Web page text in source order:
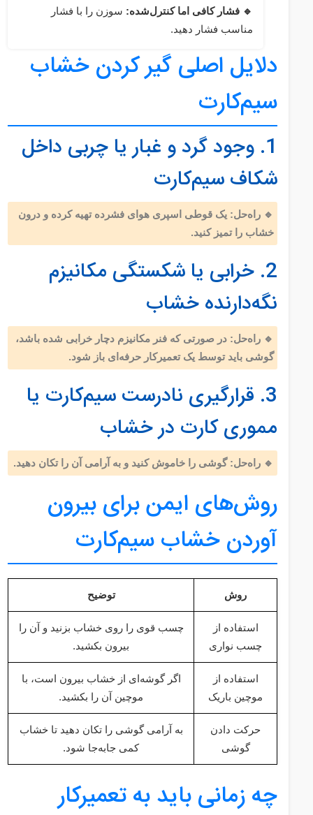
🔹 فشار کافی اما کنترل‌شده:سوزن را با فشار
مناسب فشار دهید.
دلایل اصلی گیر کردن خشاب
سیم‌کارت
1. وجود گرد و غبار یا چربی داخل
شکاف سیم‌کارت
🔹 راه‌حل: یک قوطی اسپری هوای فشرده تهیه کرده و درون
خشاب را تمیز کنید.
2. خرابی یا شکستگی مکانیزم
نگه‌دارنده خشاب
🔹 راه‌حل: در صورتی که فنر مکانیزم دچار خرابی شده باشد،
گوشی باید توسط یک تعمیرکار حرفه‌ای باز شود.
3. قرارگیری نادرست سیم‌کارت یا
مموری کارت در خشاب
🔹 راه‌حل: گوشی را خاموش کنید و به آرامی آن را تکان دهید.
روش‌های ایمن برای بیرون
آوردن خشاب سیم‌کارت
روش توضیح
استفاده از
چسب نواری
چسب قوی را روی خشاب بزنید و آن را
بیرون بکشید.
استفاده از
موچین باریک
اگر گوشه‌ای از خشاب بیرون است، با
موچین آن را بکشید.
حرکت دادن
گوشی
به آرامی گوشی را تکان دهید تا خشاب
کمی جابه‌جا شود.
چه زمانی باید به تعمیرکار